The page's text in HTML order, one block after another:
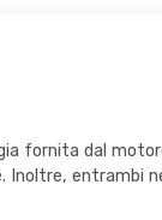
fornita dal
Inoltre, entrambi